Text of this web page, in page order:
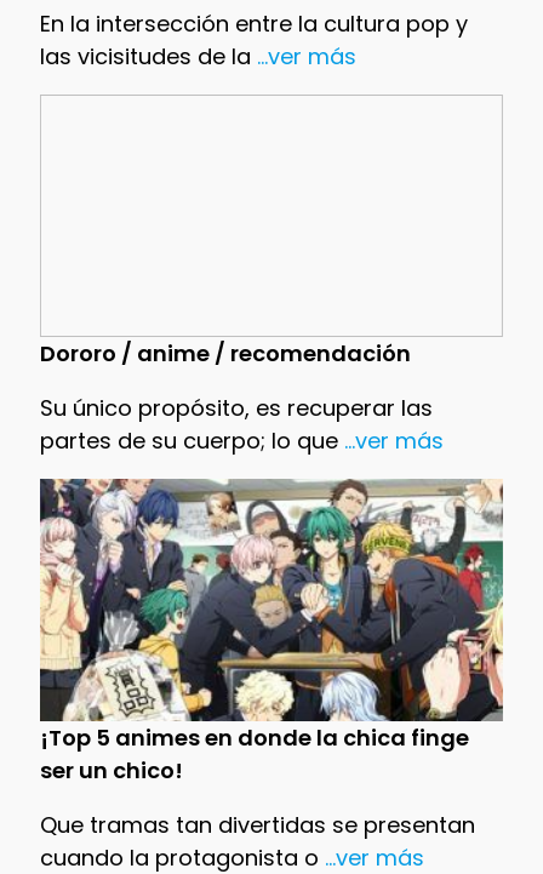
En la intersección entre la cultura pop y
las vicisitudes de la ...ver más
Dororo / anime / recomendación
Su único propósito, es recuperar las
partes de su cuerpo; lo que...ver más
¡Top 5 animes en donde la chica finge
ser un chico!
Que tramas tan divertidas se presentan
cuando la protagonista o ...ver más